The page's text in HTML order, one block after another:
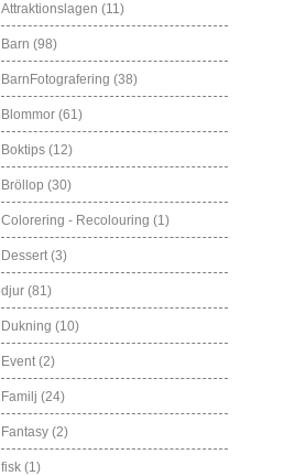
Attraktionslagen (11)
Barn (98)
BarnFotografering (38)
Blommor (61)
Boktips (12)
Bröllop (30)
Colorering - Recolouring (1)
Dessert (3)
djur (81)
Dukning (10)
Event (2)
Familj (24)
Fantasy (2)
fisk (1)